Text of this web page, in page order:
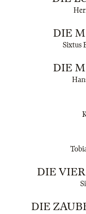
DIE
Sixtus
DIE
DIE
DIE